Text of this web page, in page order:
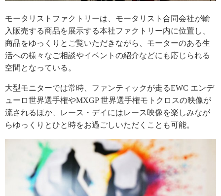
モータリストファクトリーは、モータリスト合同会社が輸
入販売する商品を展示する本社ファクトリー内に位置し、
商品をゆっくりとご覧いただきながら、モーターのある生
活への様々なご相談やイベントの紹介などにも応じられる
空間となっている。
大型モニターでは常時、ファンティックが走るEWC エンデ
ューロ世界選手権やMXGP 世界選手権モトクロスの映像が
流されるほか、レース・デイにはレース映像を楽しみなが
らゆっくりとひと時をお過ごしいただくことも可能。